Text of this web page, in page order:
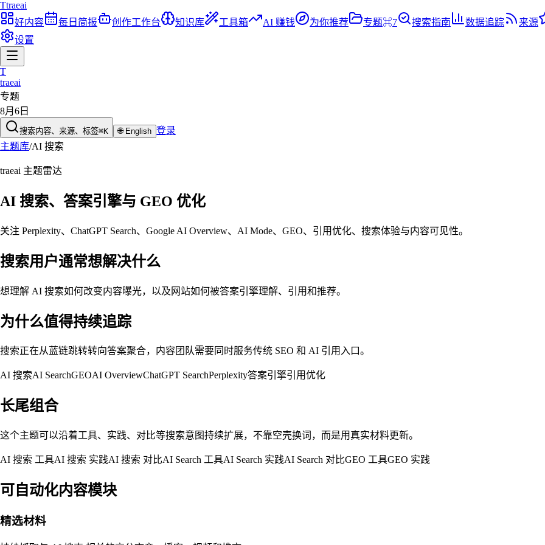
Ttraeai
好内容
每日简报 创作工作台 知识库 工具箱 AI 赚钱 为你推荐 专题⌘7 搜索指南 数据追踪 来源
设置
T
traeai
专题
8月6日
搜索内容、来源、标签⌘K 🌐 English 登录
主题库/AI 搜索
traeai 主题雷达
AI 搜索、答案引擎与 GEO 优化
关注 Perplexity、ChatGPT Search、Google AI Overview、AI Mode、GEO、引用优化、搜索体验与内容可见性。
搜索用户通常想解决什么
想理解 AI 搜索如何改变内容曝光，以及网站如何被答案引擎理解、引用和推荐。
为什么值得持续追踪
搜索正在从蓝链跳转转向答案聚合，内容团队需要同时服务传统 SEO 和 AI 引用入口。
AI 搜索AI SearchGEOAI OverviewChatGPT SearchPerplexity答案引擎引用优化
长尾组合
这个主题可以沿着工具、实践、对比等搜索意图持续扩展，不靠空壳换词，而是用真实材料更新。
AI 搜索 工具AI 搜索 实践AI 搜索 对比AI Search 工具AI Search 实践AI Search 对比GEO 工具GEO 实践
可自动化内容模块
精选材料